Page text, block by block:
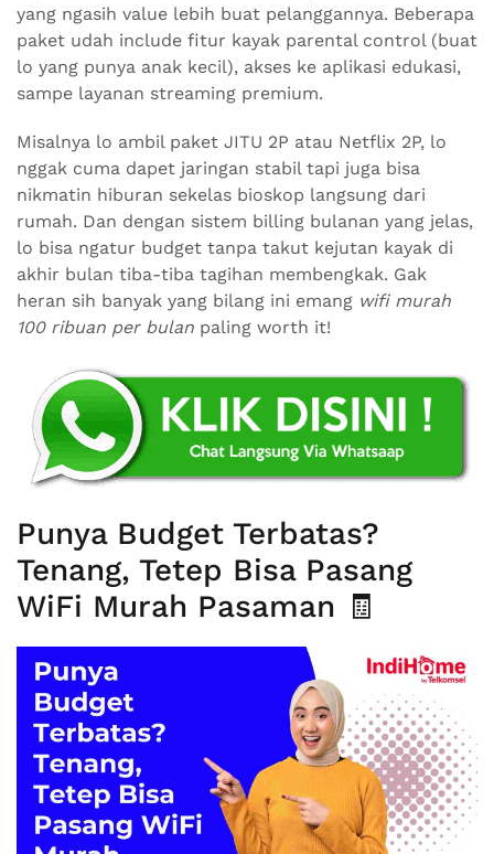
yang ngasih value lebih buat pelanggannya. Beberapa
paket udah include fitur kayak parental control (buat
lo yang punya anak kecil), akses ke aplikasi edukasi,
sampe layanan streaming premium.
Misalnya lo ambil paket JITU 2P atau Netflix 2P, lo
nggak cuma dapet jaringan stabil tapi juga bisa
nikmatin hiburan sekelas bioskop langsung dari
rumah. Dan dengan sistem billing bulanan yang jelas,
lo bisa ngatur budget tanpa takut kejutan kayak di
akhir bulan tiba-tiba tagihan membengkak. Gak
heran sih banyak yang bilang ini emang wifi murah
100 ribuan per bulan paling worth it!
Punya Budget Terbatas?
Tenang, Tetep Bisa Pasang
WiFi Murah Pasaman 🧾